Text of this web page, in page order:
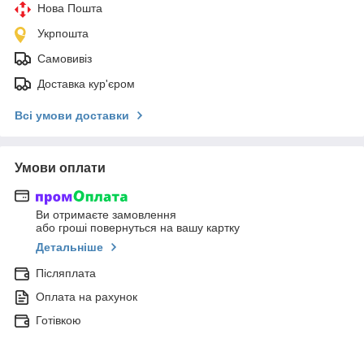
Нова Пошта
Укрпошта
Самовивіз
Доставка кур'єром
Всі умови доставки
Умови оплати
Ви отримаєте замовлення
або гроші повернуться на вашу картку
Детальніше
Післяплата
Оплата на рахунок
Готівкою